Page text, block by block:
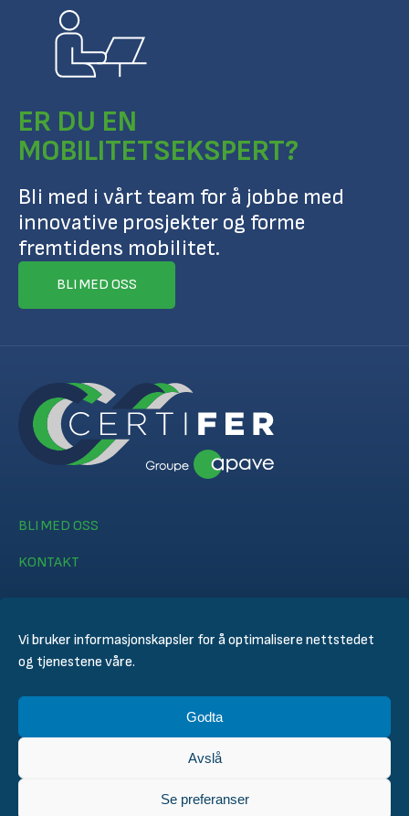
Vi bruker informasjonskapsler for å optimalisere nettstedet
og tjenestene våre.
Godta
Avslå
Se preferanser
ER DU EN
MOBILITETSEKSPERT?
Bli med i vårt team for å jobbe med
innovative prosjekter og forme
fremtidens mobilitet.
BLI MED OSS
BLI MED OSS
KONTAKT
© CERTIFER 2024
Personvernerklæring
General Conditions of Sales